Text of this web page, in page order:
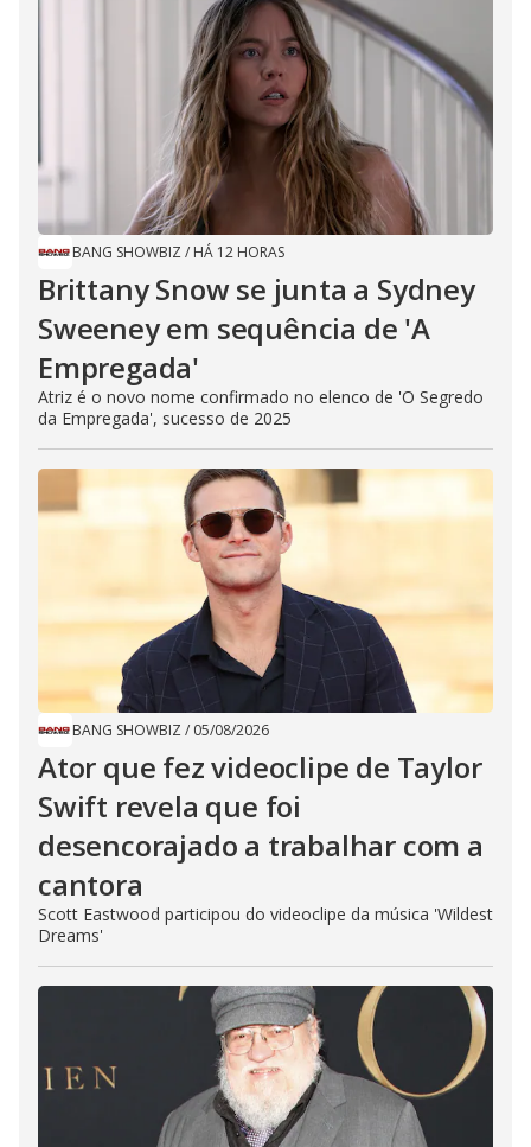
BANG SHOWBIZ / HÁ 12 HORAS
Brittany Snow se junta a Sydney
Sweeney em sequência de ​'A
Empregada​'
Atriz é o novo nome confirmado no elenco de 'O Segredo
da Empregada', sucesso de 2025
BANG SHOWBIZ / 05/08/2026
Ator que fez videoclipe de Taylor
Swift revela que foi
desencorajado a trabalhar com a
cantora
Scott Eastwood participou do videoclipe da música 'Wildest
Dreams'